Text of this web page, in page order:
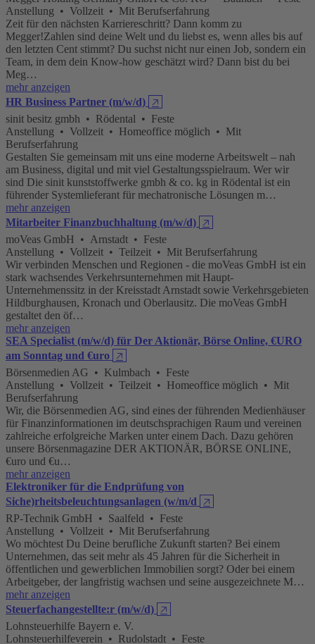
Anstellung • Vollzeit • Mit Berufserfahrung
Zeit für den nächsten Karriereschritt? Dann komm zu
Megger!Zahlen sind deine Welt und du liebst es, wenn alles bis auf
den letzten Cent stimmt? Du suchst nicht nur einen Job, sondern ein
Team, in dem dein Know-how geschätzt wird? Dann bist du bei
Meg…
mehr anzeigen
HR Business Partner (m/w/d) 🡥
sinit besitz gmbh • Rödental • Feste
Anstellung • Vollzeit • Homeoffice möglich • Mit
Berufserfahrung
Gestalten Sie gemeinsam mit uns eine moderne Arbeitswelt – nah
am Business, digital und mit viel Gestaltungsspielraum. Wer wir
sind Die sinit kunststoffwerke gmbh & co. kg in Rödental ist ein
führender Systemlieferant für mechatronische Lösungen m…
mehr anzeigen
Mitarbeiter Finanzbuchhaltung (m/w/d) 🡥
moVeas GmbH • Arnstadt • Feste
Anstellung • Vollzeit • Teilzeit • Mit Berufserfahrung
Wir verbinden Menschen und Regionen - die moVeas GmbH ist ein
stark wachsendes Verkehrsunternehmen mit Haupt-
Unternehmenssitz in der Kreisstadt Arnstadt sowie Verkehrsgebieten
Hildburghausen, Kronach und Oberlausitz. Die moVeas GmbH
gestaltet den öf…
mehr anzeigen
SEA Specialist (m/w/d) für Der Aktionär, Börse Online, €URO
am Sonntag und €uro 🡥
Börsenmedien AG • Kulmbach • Feste
Anstellung • Vollzeit • Teilzeit • Homeoffice möglich • Mit
Berufserfahrung
Wir, die Börsenmedien AG, sind eines der führenden Medienhäuser
für Finanzinformationen im deutschsprachigen Raum und vereinen
zahlreiche erfolgreiche Marken unter einem Dach. Dazu gehören
unsere Börsenmagazine DER AKTIONÄR, BÖRSE ONLINE,
€uro und €u…
mehr anzeigen
Elektroniker für die Endprüfung von
Siche)rheitsbeleuchtungsanlagen (w/m/d
🡥
RP-Technik GmbH • Saalfeld • Feste
Anstellung • Vollzeit • Mit Berufserfahrung
Wo möchtest Du Deine berufliche Zukunft starten? Bei einem
Unternehmen, das seit mehr als 45 Jahren für die Sicherheit in
öffentlichen und gewerblichen Immobilien sorgt? Oder bei einem
Arbeitgeber, der langfristig wachsen und seine ausgezeichnete M…
mehr anzeigen
Steuerfachangestellte:r (m/w/d) 🡥
Lohnsteuerhilfe Bayern e. V.
Lohnsteuerhilfeverein • Rudolstadt • Feste